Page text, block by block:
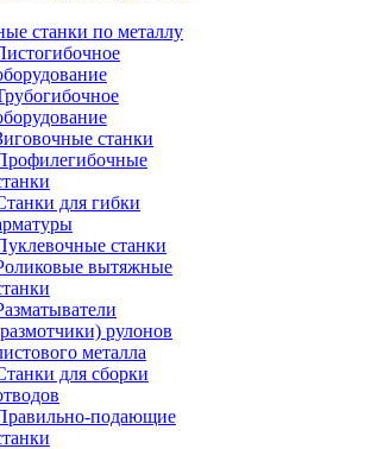
станки по металлу
станки
для гибки
станки
вытяжные
рулонов
металла
для сборки
подающие